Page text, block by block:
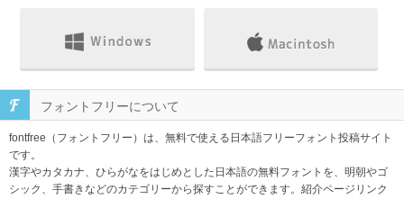
フォントフリーについて
fontfree（フォントフリー）は、無料で使える日本語フリーフォント投稿サイト
です。
漢字やカタカナ、ひらがなをはじめとした日本語の無料フォントを、明朝やゴ
シック、手書きなどのカテゴリーから探すことができます。紹介ページリンク